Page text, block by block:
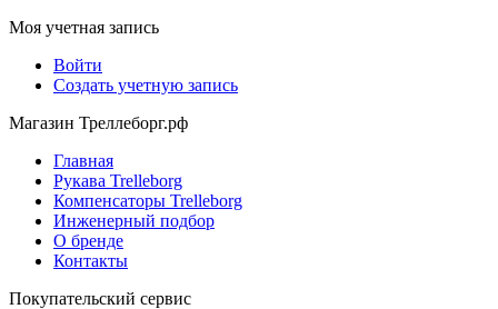
Моя учетная запись
Войти
Создать учетную запись
Магазин Треллеборг.рф
Главная
Рукава Trelleborg
Компенсаторы Trelleborg
Инженерный подбор
О бренде
Контакты
Покупательский сервис